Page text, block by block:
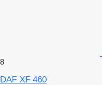
8
DAF XF 460